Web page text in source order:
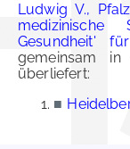
Ludwig V.,
medizinische
Gesundheit'
gemeinsam in
überliefert:
■